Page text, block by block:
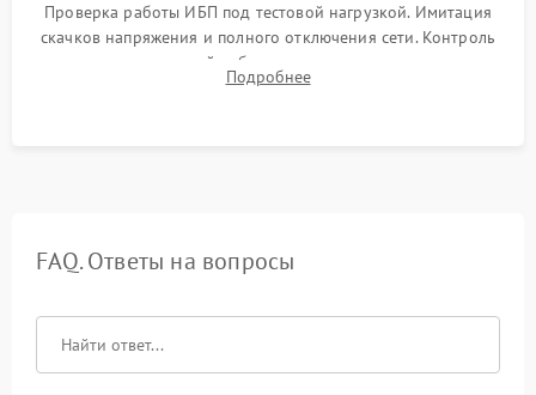
Проверка работы ИБП под тестовой нагрузкой. Имитация
скачков напряжения и полного отключения сети. Контроль
времени автономной работы, температурного режима и
корректности формы выходного сигнала.
Подробнее
FAQ. Ответы на вопросы